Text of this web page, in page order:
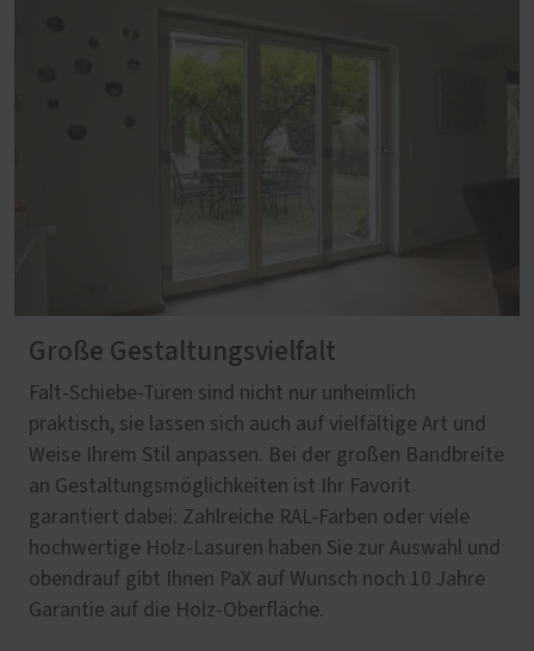
Große Gestaltungsvielfalt
Falt-Schiebe-Türen sind nicht nur unheimlich
praktisch, sie lassen sich auch auf vielfältige Art und
Weise Ihrem Stil anpassen. Bei der großen Bandbreite
an Gestaltungsmöglichkeiten ist Ihr Favorit
garantiert dabei: Zahlreiche RAL-Farben oder viele
hochwertige Holz-Lasuren haben Sie zur Auswahl und
obendrauf gibt Ihnen PaX auf Wunsch noch 10 Jahre
Garantie auf die Holz-Oberfläche.